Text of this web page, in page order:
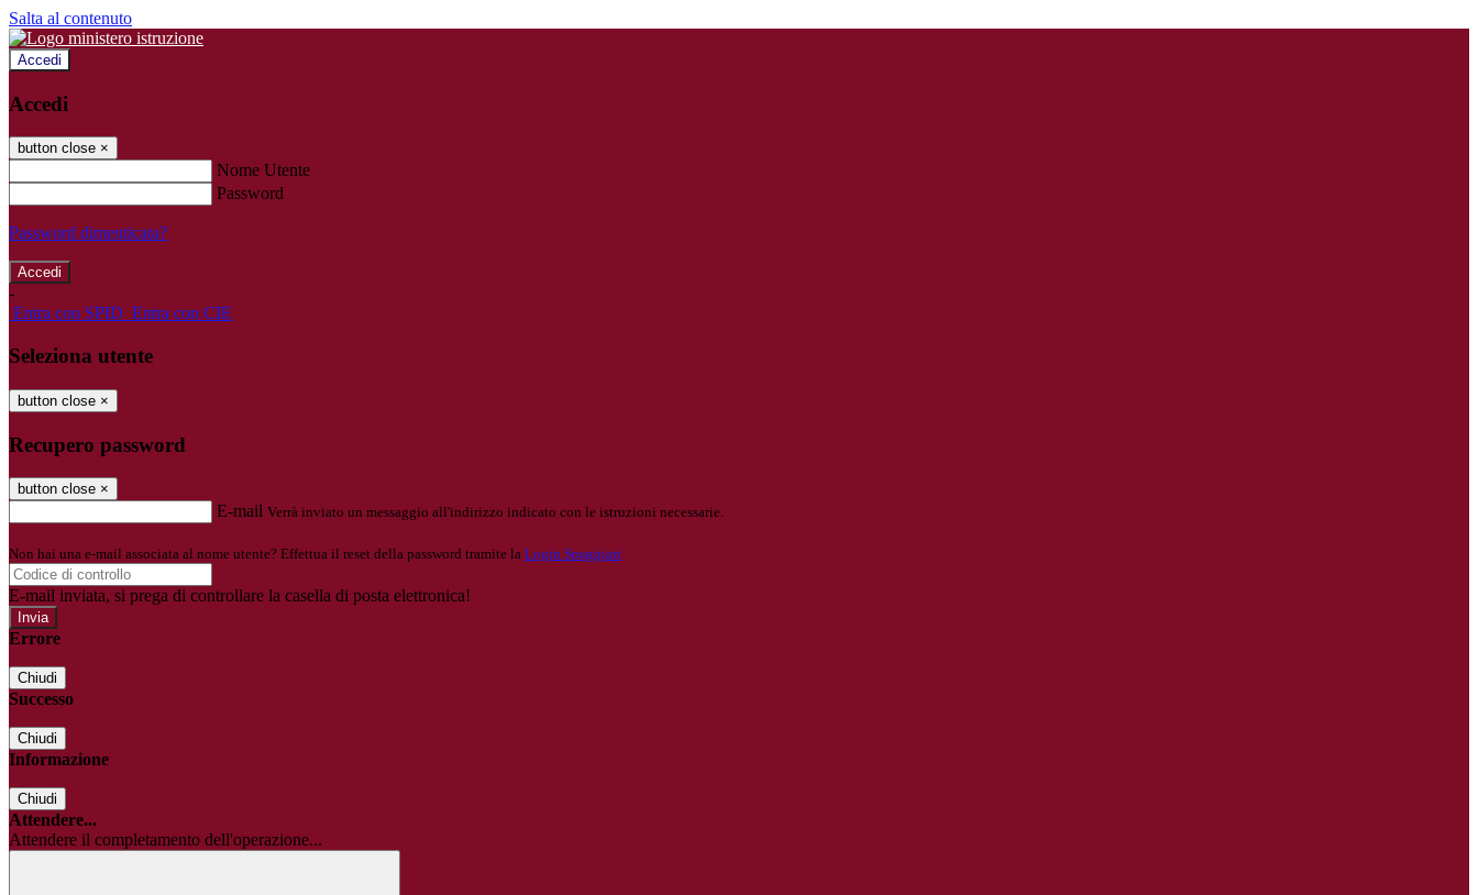
Salta al contenuto
Accedi
Accedi
button close ×
Nome Utente
Password
Password dimenticata?
-
Entra con SPID Entra con CIE
Seleziona utente
button close ×
Recupero password
button close ×
E-mail Verrà inviato un messaggio all'indirizzo indicato con le istruzioni necessarie.
Non hai una e-mail associata al nome utente? Effettua il reset della password tramite la Login Spaggiari
E-mail inviata, si prega di controllare la casella di posta elettronica!
Errore
Chiudi
Successo
Chiudi
Informazione
Chiudi
Attendere...
Attendere il completamento dell'operazione...